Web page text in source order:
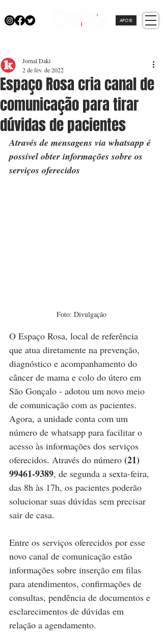
APOIE
Espaço Rosa cria canal de
comunicação para tirar
dúvidas de pacientes
Jornal Daki
2 de fev. de 2022
Através de mensagens via whatsapp é
possível obter informações sobre os
serviços oferecidos
Foto: Divulgação
O Espaço Rosa, local de referência
que atua diretamente na prevenção,
diagnóstico e acompanhamento do
câncer de mama e colo do útero em
São Gonçalo - adotou um novo meio
de comunicação com as pacientes.
Agora, a unidade conta com um
número de whatsapp para facilitar o
acesso às informações dos serviços
oferecidos. Através do número (21)
99461-9389, de segunda a sexta-feira,
das 8h às 17h, os pacientes poderão
solucionar suas dúvidas sem precisar
sair de casa.
Entre os serviços oferecidos por esse
novo canal de comunicação estão
informações sobre inserção em filas
para atendimentos, confirmações de
consultas, pendência de documentos e
esclarecimentos de dúvidas em
relação a agendamento.